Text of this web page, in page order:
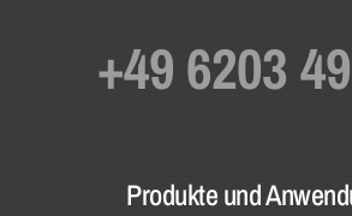
+49 6203
Produkte und